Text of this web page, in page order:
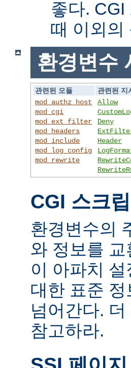
좋다.
때 이외의
환경변수
관련된 모듈
관련된 지
mod_authz_host
mod_cgi
mod_ext_filter
mod_headers
mod_include
mod_log_config
mod_rewrite
Allow
Deny
Header
CGI 스크
환경변수의
와 정보를
이 아파치
대한 표준
넘어간다.
참고하라.